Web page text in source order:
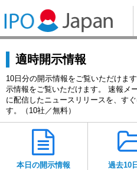
適時開示情報
10日分の開示情報をご覧いただけます
示情報をご覧いただけます。 速報メ
に配信したニュースリリースを、す
す。（10社／無料）
本日の開示情報
過去10